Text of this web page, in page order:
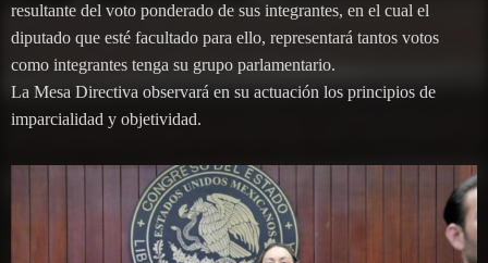
resultante del voto ponderado de sus integrantes, en el cual el
diputado que esté facultado para ello, representará tantos votos
como integrantes tenga su grupo parlamentario.
La Mesa Directiva observará en su actuación los principios de
imparcialidad y objetividad.